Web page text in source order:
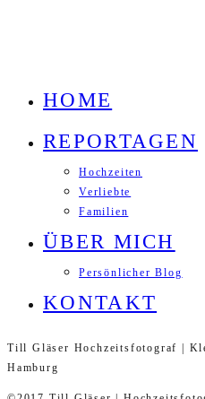
HOME
REPORTAGEN
Hochzeiten
Verliebte
Familien
ÜBER MICH
Persönlicher Blog
KONTAKT
Till Gläser Hochzeitsfotograf |
Hamburg